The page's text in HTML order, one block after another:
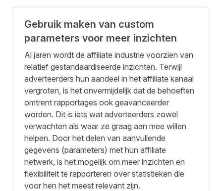
Gebruik maken van custom
parameters voor meer inzichten
Al jaren wordt de affiliate industrie voorzien van
relatief gestandaardiseerde inzichten. Terwijl
adverteerders hun aandeel in het affiliate kanaal
vergroten, is het onvermijdelijk dat de behoeften
omtrent rapportages ook geavanceerder
worden. Dit is iets wat adverteerders zowel
verwachten als waar ze graag aan mee willen
helpen. Door het delen van aanvullende
gegevens (parameters) met hun affiliate
netwerk, is het mogelijk om meer inzichten en
flexibiliteit te rapporteren over statistieken die
voor hen het meest relevant zijn.